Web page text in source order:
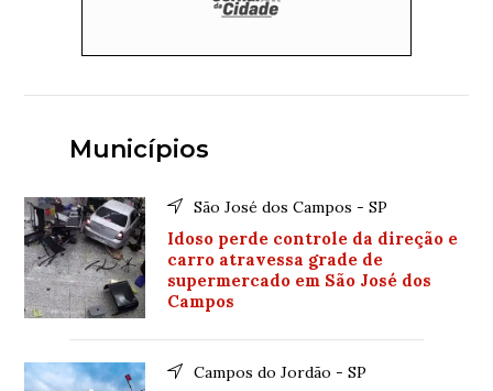
Municípios
São José dos Campos - SP
Idoso perde controle da direção e
carro atravessa grade de
supermercado em São José dos
Campos
Campos do Jordão - SP